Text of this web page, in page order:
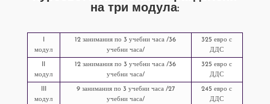
на три модула:
I
модул
12 занимания по 3 учебни часа /36
учебни часа/
325 евро с
ДДС
II
модул
12 занимания по 3 учебни часа /36
учебни часа/
325 евро с
ДДС
III
модул
9 занимания по 3 учебни часа /27
учебни часа/
245 евро с
ДДС